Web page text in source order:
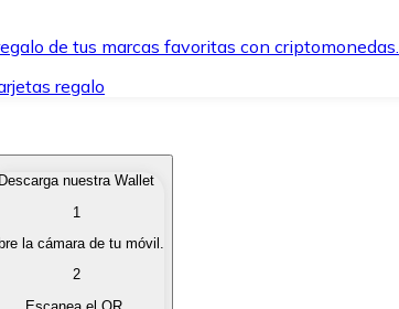
de tus marcas favoritas con criptomonedas.
regalo
con diferentes métodos de pago.
de forma rápida y segura.
Descarga nuestra Wallet
1
la cámara de tu móvil.
2